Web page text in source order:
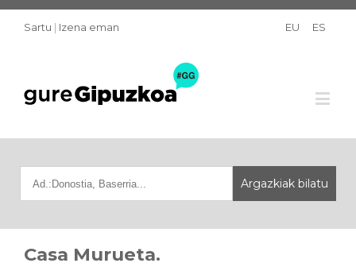
Sartu | Izena eman EU ES
Casa Murueta.